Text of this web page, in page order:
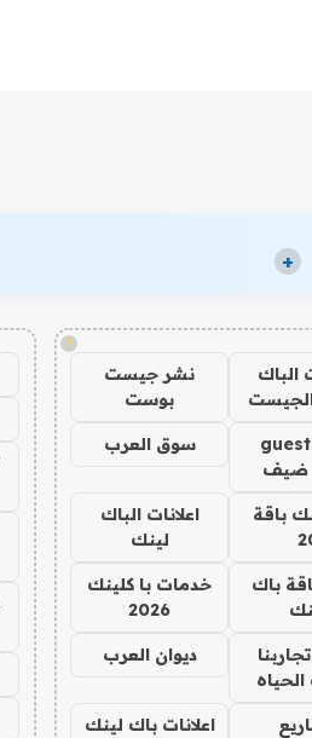
+
!
الباك
نشر جيست
بوست
ضيف
سوق العرب
باقة
اعلانات الباك
لينك
باك
خدمات با كلينك
2026
ديوان العرب
اعلانات باك لينك